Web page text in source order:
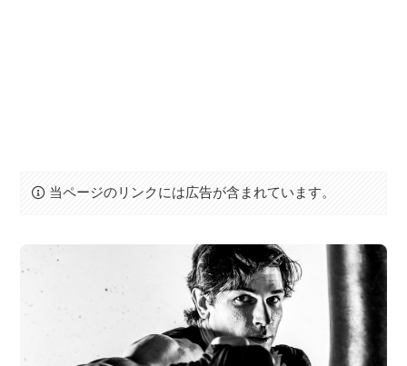
当ページのリンクには広告が含まれています。